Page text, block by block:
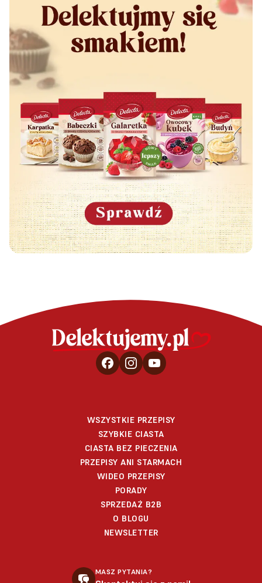
WSZYSTKIE PRZEPISY
SZYBKIE CIASTA
CIASTA BEZ PIECZENIA
PRZEPISY ANI STARMACH
WIDEO PRZEPISY
PORADY
SPRZEDAŻ B2B
O BLOGU
NEWSLETTER
MASZ PYTANIA?